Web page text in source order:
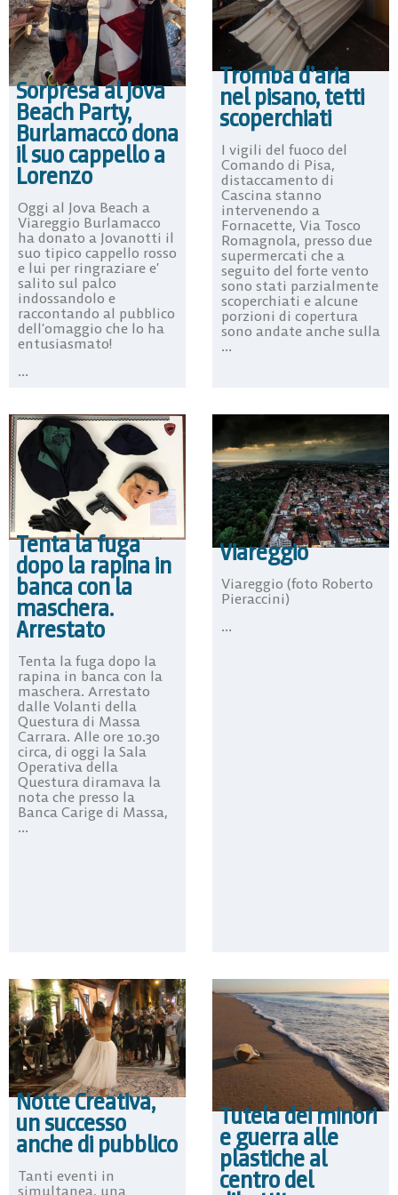
Sorpresa al Jova
Beach Party,
Burlamacco dona
il suo cappello a
Lorenzo
Oggi al Jova Beach a
Viareggio Burlamacco
ha donato a Jovanotti il
suo tipico cappello rosso
e lui per ringraziare e’
salito sul palco
indossandolo e
raccontando al pubblico
dell’omaggio che lo ha
entusiasmato!
...
Tromba d’aria
nel pisano, tetti
scoperchiati
I vigili del fuoco del
Comando di Pisa,
distaccamento di
Cascina stanno
intervenendo a
Fornacette, Via Tosco
Romagnola, presso due
supermercati che a
seguito del forte vento
sono stati parzialmente
scoperchiati e alcune
porzioni di copertura
sono andate anche sulla
...
Tenta la fuga
dopo la rapina in
banca con la
maschera.
Arrestato
Tenta la fuga dopo la
rapina in banca con la
maschera. Arrestato
dalle Volanti della
Questura di Massa
Carrara. Alle ore 10.30
circa, di oggi la Sala
Operativa della
Questura diramava la
nota che presso la
Banca Carige di Massa,
...
Viareggio
Viareggio (foto Roberto
Pieraccini)
...
Notte Creativa,
un successo
anche di pubblico
Tanti eventi in
simultanea, una
Tutela dei minori
e guerra alle
plastiche al
centro del